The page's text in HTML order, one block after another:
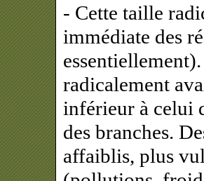
- Cette taille
immédiate des
radicalement
inférieur à celui
des branches.
affaiblis, plus